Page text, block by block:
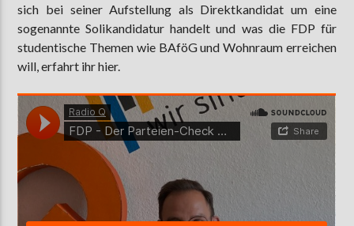
sich bei seiner Aufstellung als Direktkandidat um eine
sogenannte Solikandidatur handelt und was die FDP für
studentische Themen wie BAföG und Wohnraum erreichen
will, erfahrt ihr hier.